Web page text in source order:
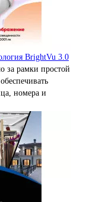
BrightVu 3.0
за рамки простой
номера и